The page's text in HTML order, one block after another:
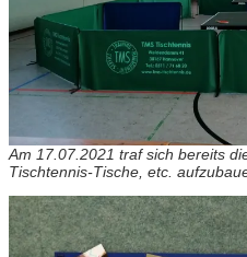
Am 17.07.2021 traf sich bereits
Tischtennis-Tische, etc.